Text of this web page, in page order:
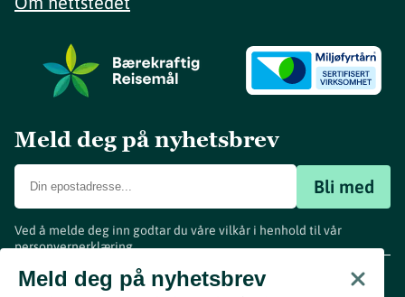
Meld deg på nyhetsbrev
Bli med
Ved å melde deg inn godtar du våre vilkår i henhold til vår
personvernerklæring.
Meld deg på nyhetsbrev
www.visitvestfold.com